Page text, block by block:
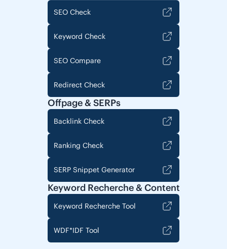
SEO Check
Keyword Check
SEO Compare
Redirect Check
Offpage & SERPs
Backlink Check
Ranking Check
SERP Snippet Generator
Keyword Recherche & Content
Keyword Recherche Tool
WDF*IDF Tool